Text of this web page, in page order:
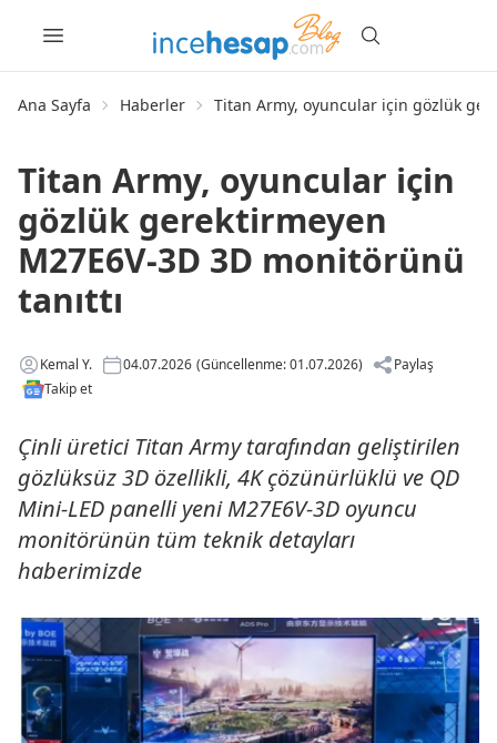
Ana Sayfa Haberler Titan Army, oyuncular için gözlük
Titan Army, oyuncular için
gözlük gerektirmeyen
M27E6V-3D 3D monitörünü
tanıttı
Kemal Y. 04.07.2026 (Güncellenme: 01.07.2026)
Paylaş
Takip et
Çinli üretici Titan Army tarafından geliştirilen
gözlüksüz 3D özellikli, 4K çözünürlüklü ve QD
Mini-LED panelli yeni M27E6V-3D oyuncu
monitörünün tüm teknik detayları
haberimizde